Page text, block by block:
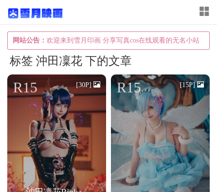
网站公告： 欢迎来到雪月印画 分享写真cos在线观看的无名小站
T
o
g
e
n
v
i
g
a
t
标签 沖田凜花 下的文章
R15 [30P] R15 [15P]